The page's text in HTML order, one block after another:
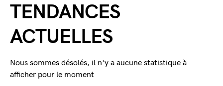
TENDANCES
ACTUELLES
Nous sommes désolés, il n'y a aucune statistique à
afficher pour le moment